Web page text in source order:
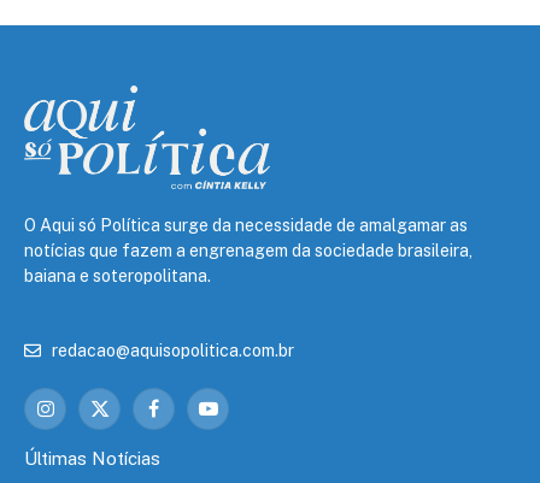
O Aqui só Política surge da necessidade de amalgamar as
notícias que fazem a engrenagem da sociedade brasileira,
baiana e soteropolitana.
redacao@aquisopolitica.com.br
Instagram
X
FacebookYouTube
Últimas Notícias